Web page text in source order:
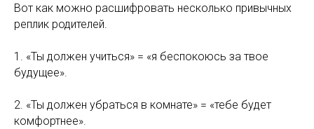
Вот как можно расшифровать несколько привычных
реплик родителей.
1. «Ты должен учиться» = «я беспокоюсь за твое
будущее».
2. «Ты должен убраться в комнате» = «тебе будет
комфортнее».